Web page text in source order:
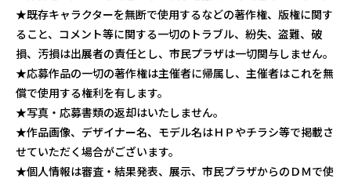
★既存キャラクターを無断で使用するなどの著作権、版権に関す
ること、コメント等に関する一切のトラブル、紛失、盗難、破
損、汚損は出展者の責任とし、市民プラザは一切関与しません。
★応募作品の一切の著作権は主催者に帰属し、主催者はこれを無
償で使用する権利を有します。
★写真・応募書類の返却はいたしません。
★作品画像、デザイナー名、モデル名はＨＰやチラシ等で掲載さ
せていただく場合がございます。
★個人情報は審査・結果発表、展示、市民プラザからのＤＭで使